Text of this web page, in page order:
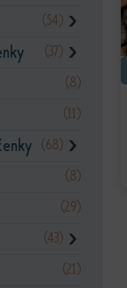
(54) ❯
(37) ❯
(8)
(11)
(68) ❯
(8)
(29)
(43) ❯
(21)